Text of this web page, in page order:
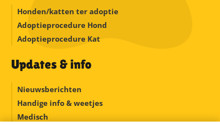
Honden/katten ter adoptie
Adoptieprocedure Hond
Adoptieprocedure Kat
Updates & info
Nieuwsberichten
Handige info & weetjes
Medisch